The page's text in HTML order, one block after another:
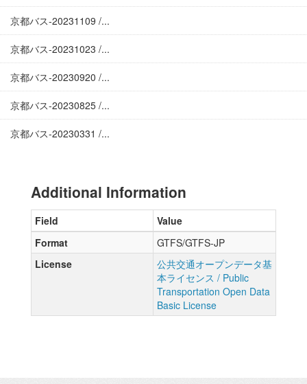
京都バス-20231109 /...
京都バス-20231023 /...
京都バス-20230920 /...
京都バス-20230825 /...
京都バス-20230331 /...
Additional Information
Field
Value
Format
GTFS/GTFS-JP
License
公共交通オープンデータ基
本ライセンス / Public
Transportation Open Data
Basic License